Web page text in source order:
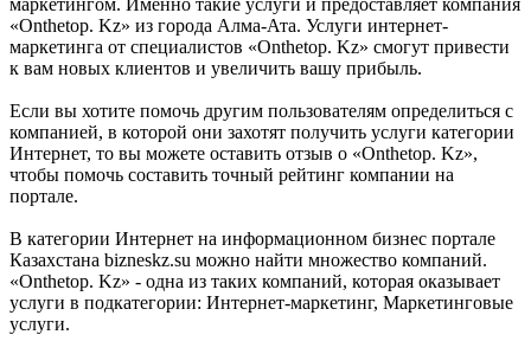
«Onthetop. Kz» из города Алма-Ата. Услуги интернет-
маркетинга от специалистов «Onthetop. Kz» смогут привести
к вам новых клиентов и увеличить вашу прибыль.
Если вы хотите помочь другим пользователям определиться с
компанией, в которой они захотят получить услуги категории
Интернет, то вы можете оставить отзыв о «Onthetop. Kz»,
чтобы помочь составить точный рейтинг компании на
портале.
В категории Интернет на информационном бизнес портале
Казахстана bizneskz.su можно найти множество компаний.
«Onthetop. Kz» - одна из таких компаний, которая оказывает
услуги в подкатегории: Интернет-маркетинг, Маркетинговые
услуги.